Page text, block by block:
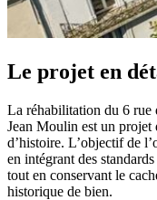
Le projet en
La réhabilitation du 6 rue
Jean Moulin est un
d’histoire. L’objectif de
en intégrant des
tout en conservant le
historique de bien.